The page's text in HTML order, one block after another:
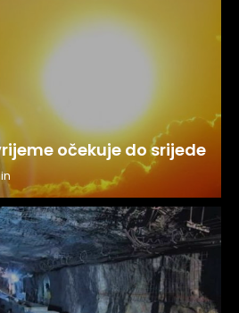
očekuje do srijede